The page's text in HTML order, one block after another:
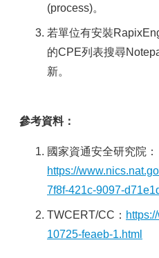
(process)。
若單位有安裝
的CPE列表搜尋
新。
參考資料：
國家資通安全研究院：
https://
7f8f-421c-9097-
TWCERT/CC：
10725-feaeb-1.html